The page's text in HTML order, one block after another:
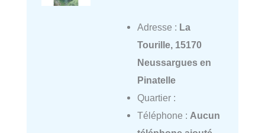
Adresse : La
Tourille, 15170
Neussargues en
Pinatelle
Quartier :
Téléphone : Aucun